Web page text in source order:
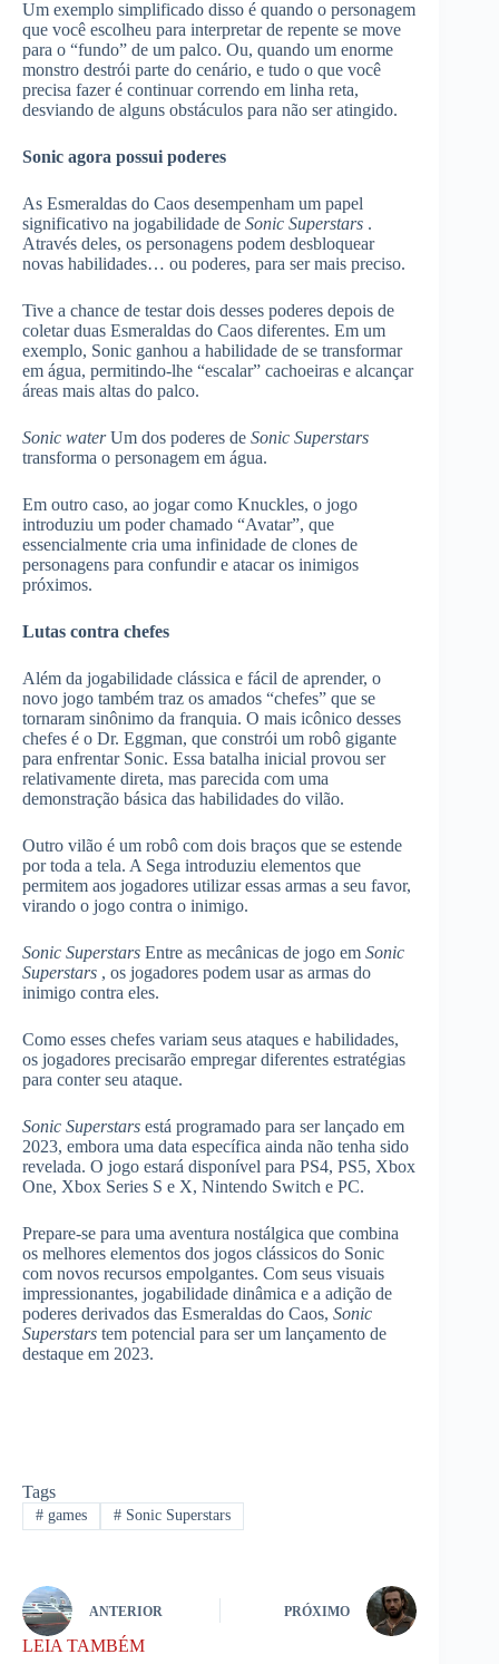
Um exemplo simplificado disso é quando o personagem
que você escolheu para interpretar de repente se move
para o “fundo” de um palco. Ou, quando um enorme
monstro destrói parte do cenário, e tudo o que você
precisa fazer é continuar correndo em linha reta,
desviando de alguns obstáculos para não ser atingido.
Sonic agora possui poderes
As Esmeraldas do Caos desempenham um papel
significativo na jogabilidade de Sonic Superstars .
Através deles, os personagens podem desbloquear
novas habilidades… ou poderes, para ser mais preciso.
Tive a chance de testar dois desses poderes depois de
coletar duas Esmeraldas do Caos diferentes. Em um
exemplo, Sonic ganhou a habilidade de se transformar
em água, permitindo-lhe “escalar” cachoeiras e alcançar
áreas mais altas do palco.
Sonic waterUm dos poderes de Sonic Superstars
transforma o personagem em água.
Em outro caso, ao jogar como Knuckles, o jogo
introduziu um poder chamado “Avatar”, que
essencialmente cria uma infinidade de clones de
personagens para confundir e atacar os inimigos
próximos.
Lutas contra chefes
Além da jogabilidade clássica e fácil de aprender, o
novo jogo também traz os amados “chefes” que se
tornaram sinônimo da franquia. O mais icônico desses
chefes é o Dr. Eggman, que constrói um robô gigante
para enfrentar Sonic. Essa batalha inicial provou ser
relativamente direta, mas parecida com uma
demonstração básica das habilidades do vilão.
Outro vilão é um robô com dois braços que se estende
por toda a tela. A Sega introduziu elementos que
permitem aos jogadores utilizar essas armas a seu favor,
virando o jogo contra o inimigo.
Sonic Superstars Entre as mecânicas de jogo em Sonic
Superstars , os jogadores podem usar as armas do
inimigo contra eles.
Como esses chefes variam seus ataques e habilidades,
os jogadores precisarão empregar diferentes estratégias
para conter seu ataque.
Sonic Superstars está programado para ser lançado em
2023, embora uma data específica ainda não tenha sido
revelada. O jogo estará disponível para PS4, PS5, Xbox
One, Xbox Series S e X, Nintendo Switch e PC.
Prepare-se para uma aventura nostálgica que combina
os melhores elementos dos jogos clássicos do Sonic
com novos recursos empolgantes. Com seus visuais
impressionantes, jogabilidade dinâmica e a adição de
poderes derivados das Esmeraldas do Caos, Sonic
Superstars tem potencial para ser um lançamento de
destaque em 2023.
Tags
#games #Sonic Superstars
ANTERIOR PRÓXIMO
LEIA TAMBÉM